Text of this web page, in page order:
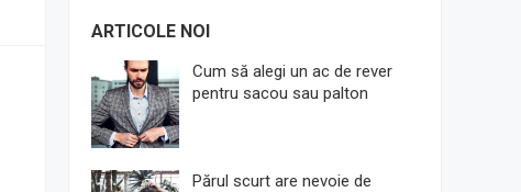
ARTICOLE NOI
Cum să alegi un ac de rever
pentru sacou sau palton
Părul scurt are nevoie de